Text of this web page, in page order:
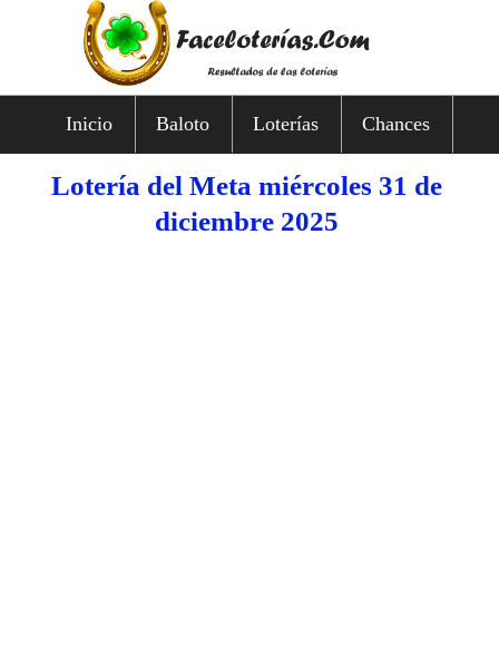
Inicio Baloto Loterías Chances
Lotería del Meta miércoles 31 de
diciembre 2025